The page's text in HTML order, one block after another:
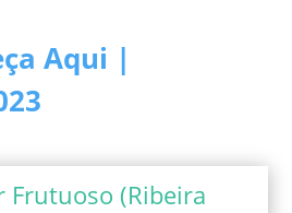
Aqui |
Frutuoso (Ribeira